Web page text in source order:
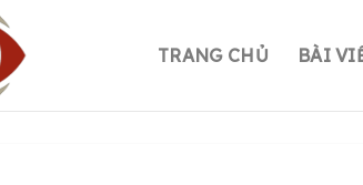
TRANG CHỦ BÀI